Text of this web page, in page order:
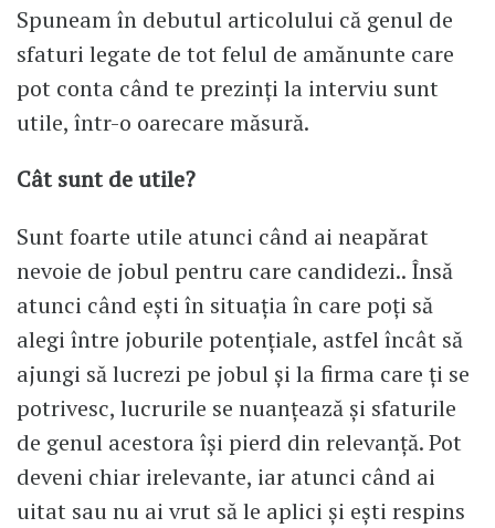
Spuneam în debutul articolului că genul de
sfaturi legate de tot felul de amănunte care
pot conta când te prezinți la interviu sunt
utile, într-o oarecare măsură.
Cât sunt de utile?
Sunt foarte utile atunci când ai neapărat
nevoie de jobul pentru care candidezi.. Însă
atunci când ești în situația în care poți să
alegi între joburile potențiale, astfel încât să
ajungi să lucrezi pe jobul și la firma care ți se
potrivesc, lucrurile se nuanțează și sfaturile
de genul acestora își pierd din relevanță. Pot
deveni chiar irelevante, iar atunci când ai
uitat sau nu ai vrut să le aplici și ești respins